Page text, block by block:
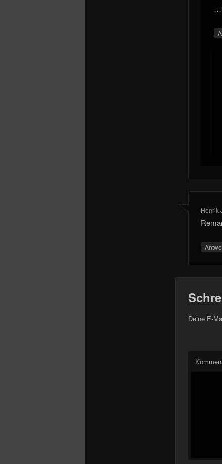
Henrik
Deine E-